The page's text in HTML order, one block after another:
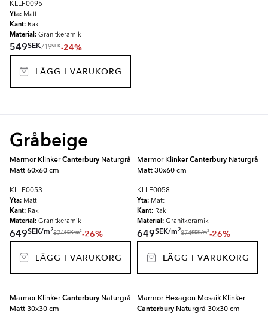
KLLF0095
Yta: Matt
Kant: Rak
Material: Granitkeramik
549SEK719SEK-24%
LÄGG I VARUKORG
Gråbeige
Marmor KlinkerCanterbury Naturgrå
Matt 60x60 cm
KLLF0053
Yta: Matt
Kant: Rak
Material: Granitkeramik
649SEK/m2
874SEK/m2-26%
LÄGG I VARUKORG
Marmor KlinkerCanterbury Naturgrå
Matt 30x60 cm
KLLF0058
Yta: Matt
Kant: Rak
Material: Granitkeramik
649SEK/m2
874SEK/m2-26%
LÄGG I VARUKORG
Marmor KlinkerCanterbury Naturgrå
Matt 30x30 cm
Marmor Hexagon Mosaik Klinker
Canterbury Naturgrå 30x30 cm